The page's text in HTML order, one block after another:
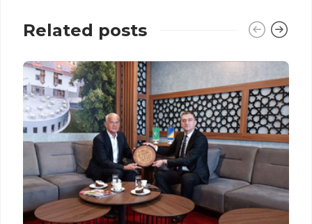
Related posts